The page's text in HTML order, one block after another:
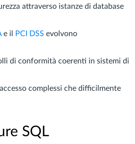
attraverso istanze di database
e il PCI DSS evolvono
di conformità coerenti in sistemi di
complessi che difficilmente
SQL